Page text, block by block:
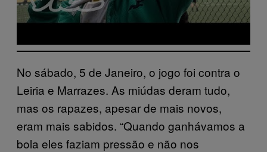
No sábado, 5 de Janeiro, o jogo foi contra o
Leiria e Marrazes. As miúdas deram tudo,
mas os rapazes, apesar de mais novos,
eram mais sabidos. “Quando ganhávamos a
bola eles faziam pressão e não nos